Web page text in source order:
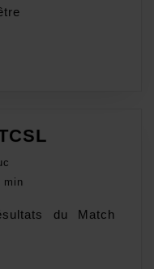
min
du Match